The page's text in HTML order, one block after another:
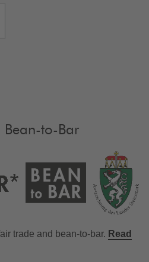
to-Bar
trade and bean-to-bar. Read